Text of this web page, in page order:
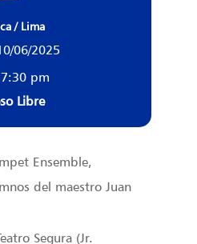
/ Lima
06/2025
pm
Libre
Ensemble,
del maestro Juan
Segura (Jr.